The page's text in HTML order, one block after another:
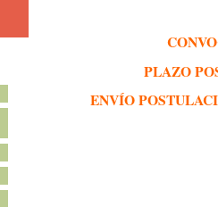
PLAZO
ENVÍO